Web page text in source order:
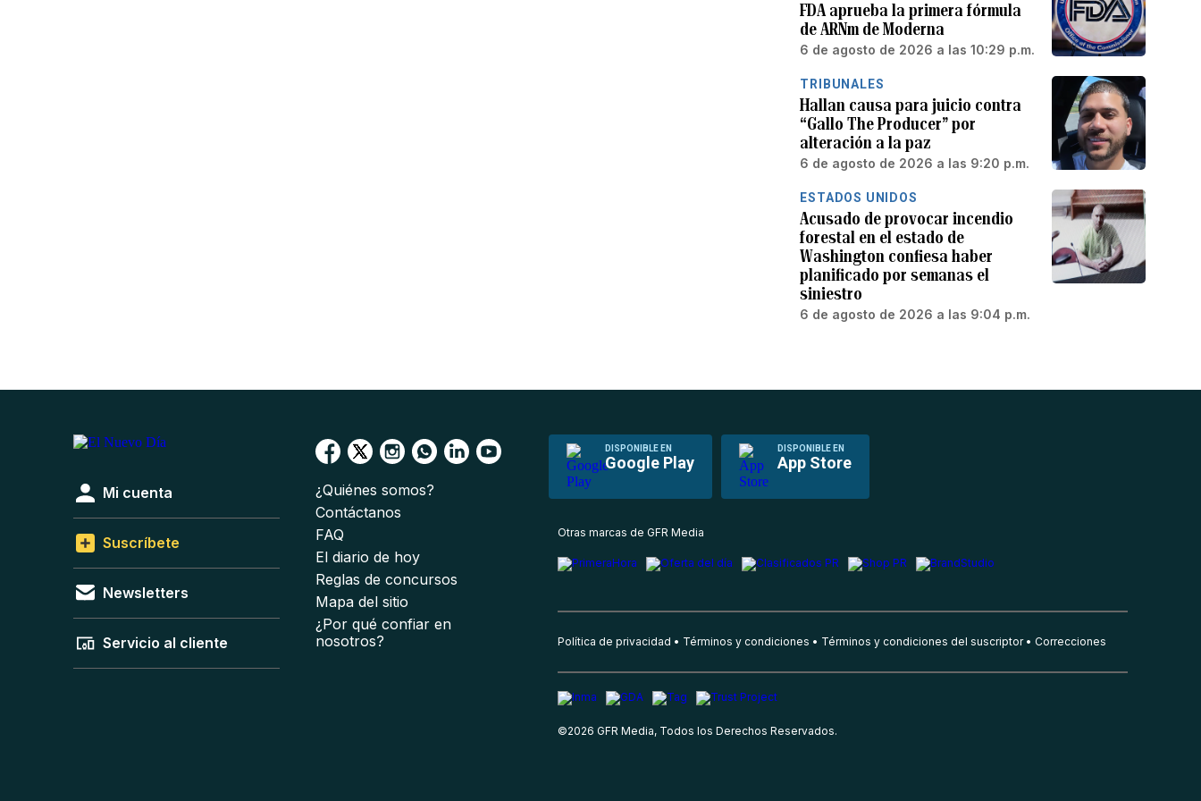
FDA aprueba la primera fórmula
de ARNm de Moderna
6 de agosto de 2026 a las 10:29 p.m.
TRIBUNALES
Hallan causa para juicio contra
“Gallo The Producer” por
alteración a la paz
6 de agosto de 2026 a las 9:20 p.m.
ESTADOS UNIDOS
Acusado de provocar incendio
forestal en el estado de
Washington confiesa haber
planificado por semanas el
siniestro
6 de agosto de 2026 a las 9:04 p.m.
DISPONIBLE EN
Google Play
DISPONIBLE EN
App Store
Mi cuenta
Suscríbete
Newsletters
Servicio al cliente
¿Quiénes somos?
Contáctanos
FAQ
El diario de hoy
Reglas de concursos
Mapa del sitio
¿Por qué confiar en
nosotros?
Otras marcas de GFR Media
Política de privacidad Términos y condiciones Términos y condiciones del suscriptor Correcciones
©2026 GFR Media, Todos los Derechos Reservados.